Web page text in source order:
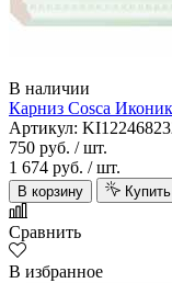
В наличии
Карниз Cosca
Артикул:
750 руб. / шт.
1 674 руб. / шт.
В корзину
Сравнить
В избранное